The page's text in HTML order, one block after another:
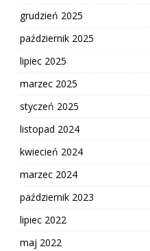
grudzień 2025
październik 2025
lipiec 2025
marzec 2025
styczeń 2025
listopad 2024
kwiecień 2024
marzec 2024
październik 2023
lipiec 2022
maj 2022